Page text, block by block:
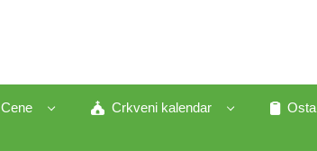
Cene Crkveni kalendar